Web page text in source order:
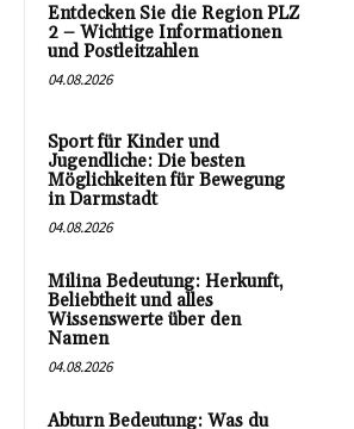
Entdecken Sie die Region PLZ
2 – Wichtige Informationen
und Postleitzahlen
04.08.2026
Sport für Kinder und
Jugendliche: Die besten
Möglichkeiten für Bewegung
in Darmstadt
04.08.2026
Milina Bedeutung: Herkunft,
Beliebtheit und alles
Wissenswerte über den
Namen
04.08.2026
Abturn Bedeutung: Was du